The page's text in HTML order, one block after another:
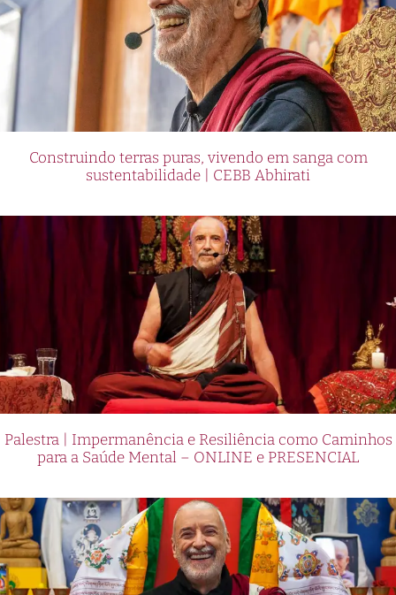
Construindo terras puras, vivendo em sanga com
sustentabilidade | CEBB Abhirati
Palestra | Impermanência e Resiliência como Caminhos
para a Saúde Mental – ONLINE e PRESENCIAL